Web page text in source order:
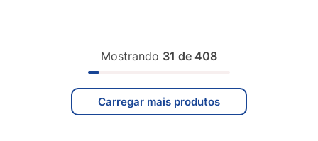
Mostrando 31 de 408